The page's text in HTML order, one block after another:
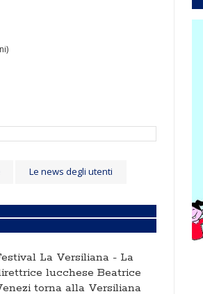
Le news degli utenti
La Versiliana - La
lucchese Beatrice
torna alla Versiliana